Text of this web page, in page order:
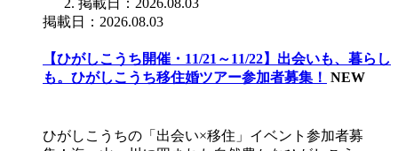
掲載日：2026.08.03
【ひがしこうち開催・11/21～11/22】出会いも、暮らし
も。ひがしこうち移住婚ツアー参加者募集！ NEW
ひがしこうちの「出会い×移住」イベント参加者募